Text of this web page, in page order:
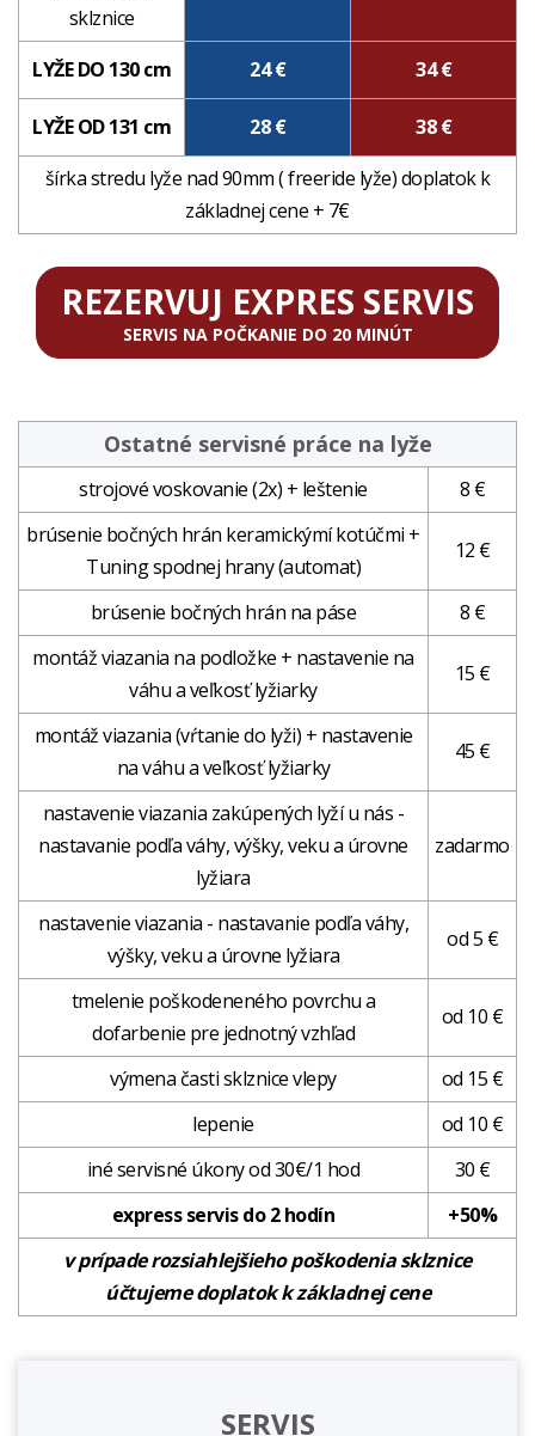
sklznice
LYŽE DO 130 cm
24 € 34 €
LYŽE OD 131 cm 28 €
38 €
šírka stredu lyže nad 90mm ( freeride lyže) doplatok k
základnej cene + 7€
REZERVUJ EXPRES SERVIS
SERVIS NA POČKANIE DO 20 MINÚT
Ostatné servisné práce na lyže
strojové voskovanie (2x) + leštenie
8 €
brúsenie bočných hrán keramickýmí kotúčmi +
Tuning spodnej hrany (automat)
12 €
brúsenie bočných hrán na páse
8 €
montáž viazania na podložke + nastavenie na
váhu a veľkosť lyžiarky
15 €
montáž viazania (vŕtanie do lyži) + nastavenie
na váhu a veľkosť lyžiarky
45 €
nastavenie viazania zakúpených lyží u nás -
nastavanie podľa váhy, výšky, veku a úrovne
lyžiara
zadarmo
nastavenie viazania - nastavanie podľa váhy,
výšky, veku a úrovne lyžiara
od 5 €
tmelenie poškodeneného povrchu a
dofarbenie pre jednotný vzhľad
od 10 €
výmena časti sklznice vlepy
od 15 €
lepenie
od 10 €
iné servisné úkony od 30€/1 hod
30 €
express servis do 2 hodín
+50%
v prípade rozsiahlejšieho poškodenia sklznice
účtujeme doplatok k základnej cene
SERVIS